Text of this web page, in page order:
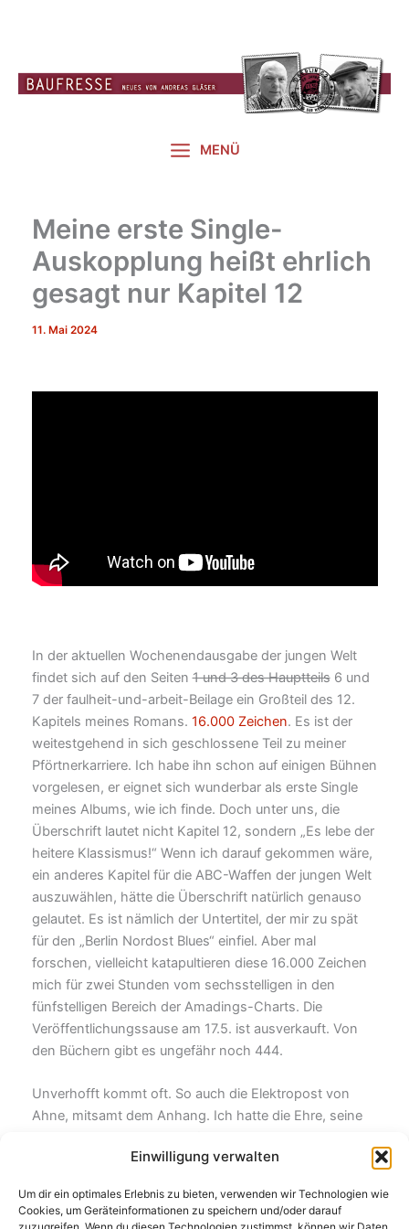
Einwilligung verwalten
Um dir ein optimales Erlebnis zu bieten, verwenden wir Technologien wie
Cookies, um Geräteinformationen zu speichern und/oder darauf
MENÜ
Meine erste Single-
Auskopplung heißt ehrlich
gesagt nur Kapitel 12
11. Mai 2024
In der aktuellen Wochenendausgabe der jungen Welt
findet sich auf den Seiten1 und 3 des Hauptteils6 und
7 der faulheit-und-arbeit-Beilage ein Großteil des 12.
Kapitels meines Romans. 16.000 Zeichen. Es ist der
weitestgehend in sich geschlossene Teil zu meiner
Pförtnerkarriere. Ich habe ihn schon auf einigen Bühnen
vorgelesen, er eignet sich wunderbar als erste Single
meines Albums, wie ich finde. Doch unter uns, die
Überschrift lautet nicht Kapitel 12, sondern „Es lebe der
heitere Klassismus!“ Wenn ich darauf gekommen wäre,
ein anderes Kapitel für die ABC-Waffen der jungen Welt
auszuwählen, hätte die Überschrift natürlich genauso
gelautet. Es ist nämlich der Untertitel, der mir zu spät
für den „Berlin Nordost Blues“ einfiel. Aber mal
forschen, vielleicht katapultieren diese 16.000 Zeichen
mich für zwei Stunden vom sechsstelligen in den
fünfstelligen Bereich der Amadings-Charts. Die
Veröffentlichungssause am 17.5. ist ausverkauft. Von
den Büchern gibt es ungefähr noch 444.
Unverhofft kommt oft. So auch die Elektropost von
Ahne, mitsamt dem Anhang. Ich hatte die Ehre, seine
Büchleinist eigentlich schon fertig, soll
behalten habe. Im Text geht es um zwei ungleiche
Freunde, die Anfang der ´80er zum BFC gehen und